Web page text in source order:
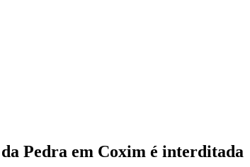
Pedra em Coxim é interditada